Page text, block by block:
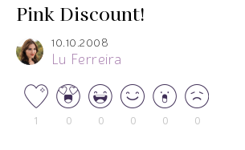
Pink Discount!
10.10.2008
Lu Ferreira
1 0 0 0 0 0